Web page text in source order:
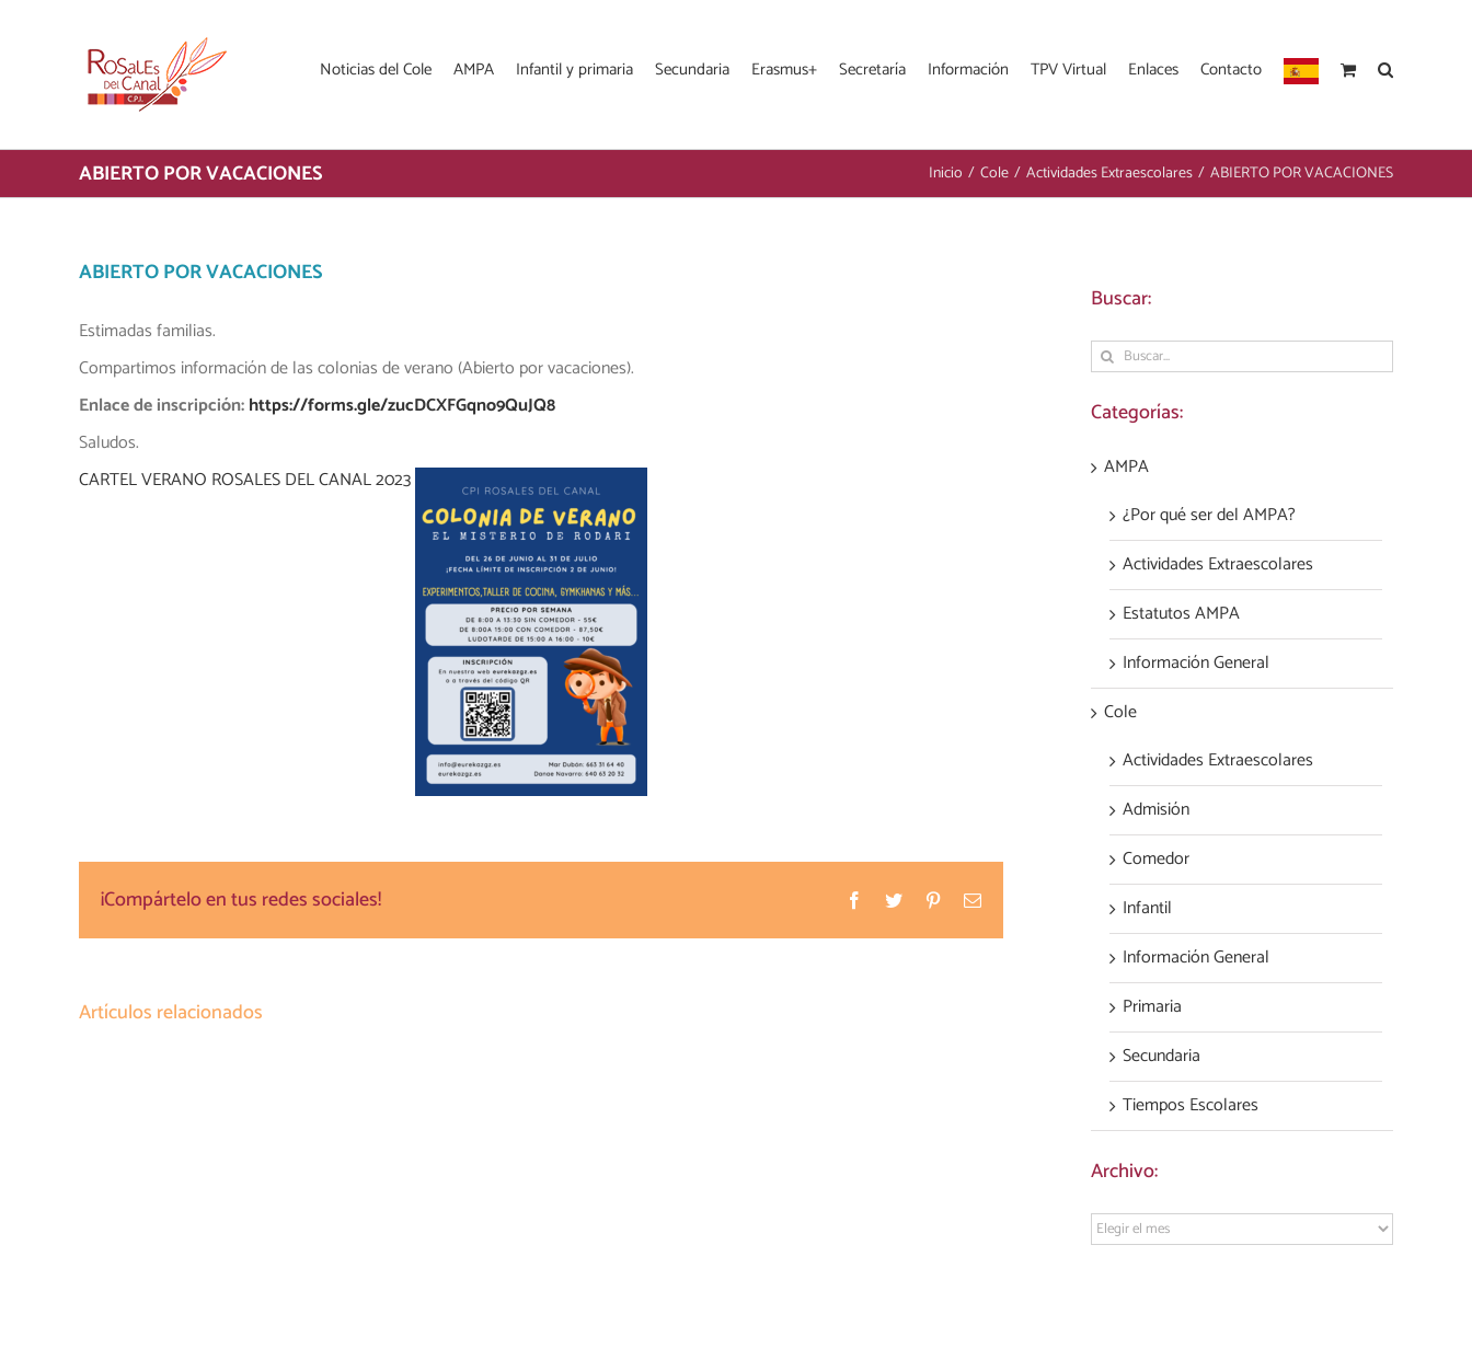
Noticias del Cole AMPA Infantil y primaria Secundaria Erasmus+ Secretaría Información TPV Virtual Enlaces Contacto
ABIERTO POR VACACIONES Inicio / Cole / Actividades Extraescolares / ABIERTO POR VACACIONES
ABIERTO POR VACACIONES
Estimadas familias.
Compartimos información de las colonias de verano (Abierto por vacaciones).
Enlace de inscripción:https://forms.gle/zucDCXFGqno9QuJQ8
Saludos.
CARTEL VERANO ROSALES DEL CANAL 2023
¡Compártelo en tus redes sociales! Facebook
Twitter PinterestCorreo
Artículos relacionados
Buscar:
Buscar:
Categorías:
AMPA
¿Por qué ser del AMPA?
Actividades Extraescolares
Estatutos AMPA
Información General
Cole
Actividades Extraescolares
Admisión
Comedor
Infantil
Información General
Primaria
Secundaria
Tiempos Escolares
Archivo:
Archivo: